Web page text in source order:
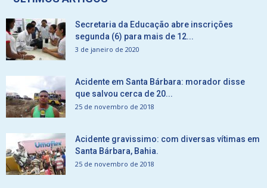
Secretaria da Educação abre inscrições
segunda (6) para mais de 12...
3 de janeiro de 2020
Acidente em Santa Bárbara: morador disse
que salvou cerca de 20...
25 de novembro de 2018
Acidente gravissimo: com diversas vítimas em
Santa Bárbara, Bahia.
25 de novembro de 2018